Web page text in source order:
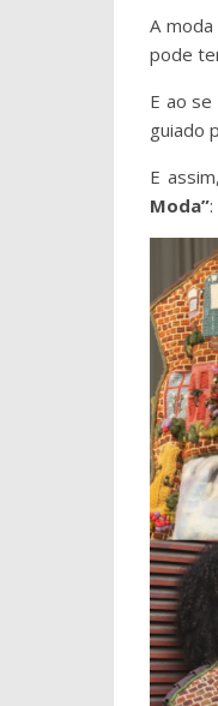
A
pode
E ao
guiado
E
Moda”: